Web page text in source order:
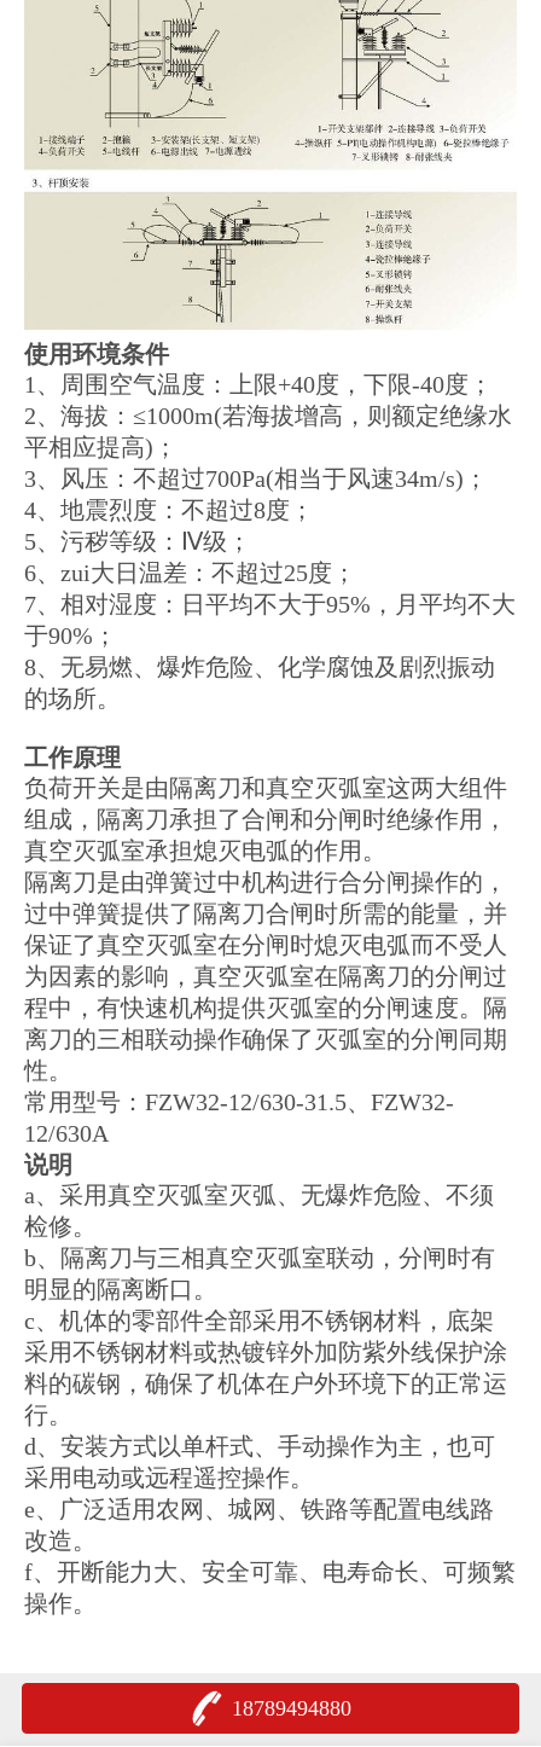
使用环境条件
1、周围空气温度：上限+40度，下限-40度；
2、海拔：≤1000m(若海拔增高，则额定绝缘水
平相应提高)；
3、风压：不超过700Pa(相当于风速34m/s)；
4、地震烈度：不超过8度；
5、污秽等级：Ⅳ级；
6、zui大日温差：不超过25度；
7、相对湿度：日平均不大于95%，月平均不大
于90%；
8、无易燃、爆炸危险、化学腐蚀及剧烈振动
的场所。
工作原理
负荷开关是由隔离刀和真空灭弧室这两大组件
组成，隔离刀承担了合闸和分闸时绝缘作用，
真空灭弧室承担熄灭电弧的作用。
隔离刀是由弹簧过中机构进行合分闸操作的，
过中弹簧提供了隔离刀合闸时所需的能量，并
保证了真空灭弧室在分闸时熄灭电弧而不受人
为因素的影响，真空灭弧室在隔离刀的分闸过
程中，有快速机构提供灭弧室的分闸速度。隔
离刀的三相联动操作确保了灭弧室的分闸同期
性。
常用型号：FZW32-12/630-31.5、FZW32-
12/630A
说明
a、采用真空灭弧室灭弧、无爆炸危险、不须
检修。
b、隔离刀与三相真空灭弧室联动，分闸时有
明显的隔离断口。
c、机体的零部件全部采用不锈钢材料，底架
采用不锈钢材料或热镀锌外加防紫外线保护涂
料的碳钢，确保了机体在户外环境下的正常运
行。
d、安装方式以单杆式、手动操作为主，也可
采用电动或远程遥控操作。
e、广泛适用农网、城网、铁路等配置电线路
改造。
f、开断能力大、安全可靠、电寿命长、可频繁
操作。
18789494880